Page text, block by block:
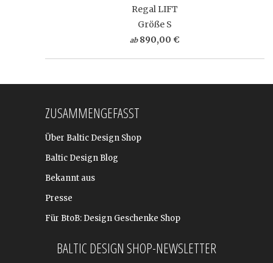
Regal LIFT
Größe S
ab 890,00 €
ZUSAMMENGEFASST
Über Baltic Design Shop
Baltic Design Blog
Bekannt aus
Presse
Für BtoB: Design Geschenke Shop
BALTIC DESIGN SHOP-NEWSLETTER